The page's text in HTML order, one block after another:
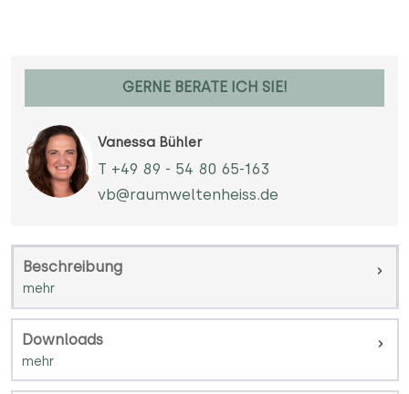
GERNE BERATE ICH SIE!
Vanessa Bühler
T +49 89 - 54 80 65-163
vb@raumweltenheiss.de
Beschreibung
Downloads